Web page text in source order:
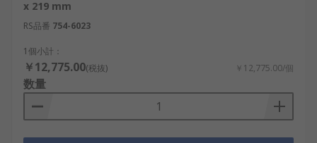
x 219 mm
RS品番 754-6023
1個小計：
￥12,775.00(税抜) ￥12,775.00/個
数量